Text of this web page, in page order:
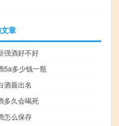
章
强酒好不好
5a多少钱一瓶
酒最出名
多久会喝死
怎么保存